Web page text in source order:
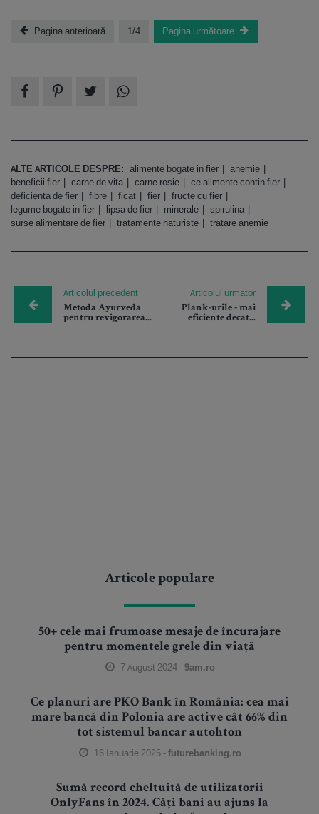
Pagina anterioară 1/4 Pagina următoare
ALTE ARTICOLE DESPRE: alimente bogate in fier
anemie
beneficii fier
carne de vita carne rosie
ce alimente contin fier
deficienta de fier
fibre ficat fier
fructe cu fier
legume bogate in fier
lipsa de fier minerale
spirulina
surse alimentare de fier
tratamente naturiste tratare anemie
Articolul precedent
Metoda Ayurveda
pentru revigorarea...
Articolul urmator
Plank-urile - mai
eficiente decat...
Articole populare
50+ cele mai frumoase mesaje de încurajare
pentru momentele grele din viață
7 August 2024 -9am.ro
Ce planuri are PKO Bank în România: cea mai
mare bancă din Polonia are active cât 66% din
tot sistemul bancar autohton
16 Ianuarie 2025 -futurebanking.ro
Sumă record cheltuită de utilizatorii
OnlyFans în 2024. Câți bani au ajuns la